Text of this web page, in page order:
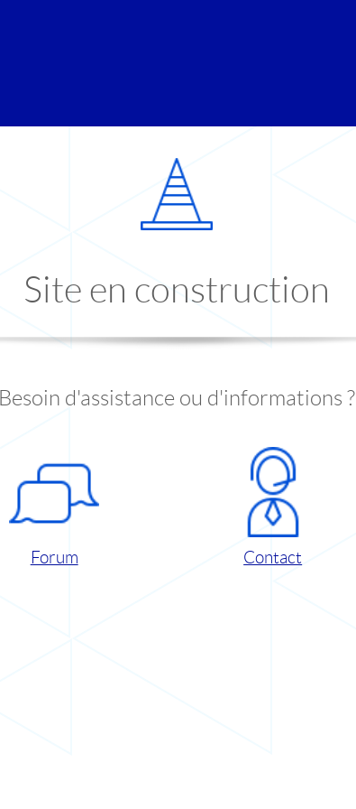
Site en construction
Besoin d'assistance ou d'informations ?
Forum Contact